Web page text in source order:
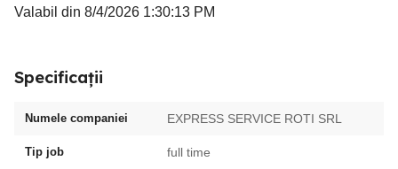
Valabil din 8/4/2026 1:30:13 PM
Specificații
Numele companiei EXPRESS SERVICE ROTI SRL
Tip job full time